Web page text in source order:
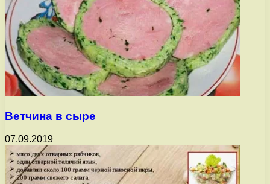
Ветчина в сыре
07.09.2019